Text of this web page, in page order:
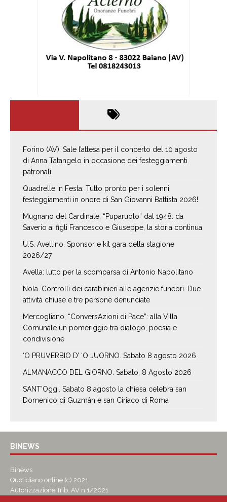
Forino (AV): Sale l’attesa per il concerto del 10 agosto
di Anna Tatangelo in occasione dei festeggiamenti
patronali
Quadrelle in Festa: Tutto pronto per i solenni
festeggiamenti in onore di San Giovanni Battista 2026!
Mugnano del Cardinale, “Puparuolo” dal 1948: da
Saverio ai figli Francesco e Giuseppe, la storia continua
U.S. Avellino. Sponsor e kit gara della stagione
2026/27
Avella: lutto per la scomparsa di Antonio Napolitano
Nola. Controlli dei carabinieri alle agenzie funebri. Due
attività chiuse e tre persone denunciate
Mercogliano, “ConversAzioni di Pace”: alla Villa
Comunale un pomeriggio tra dialogo, poesia e
condivisione
‘O PRUVERBIO D’ ‘O JUORNO. Sabato 8 agosto 2026
ALMANACCO DEL GIORNO. Sabato, 8 Agosto 2026
SANT’Oggi. Sabato 8 agosto la chiesa celebra san
Domenico di Guzmán e san Ciriaco di Roma
BINEWS
Binews
Quotidiano online (c) 2021
Autorizzazione Trib. AV n.1/2021